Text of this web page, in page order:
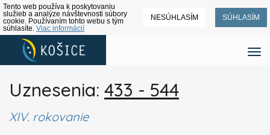
Tento web používa k poskytovaniu
služieb a analýze návštevnosti súbory
cookie. Používaním tohto webu s tým
súhlasíte. Viac informácií
NESÚHLASÍM SÚHLASÍM
Uznesenia: 433 - 544
XIV. rokovanie